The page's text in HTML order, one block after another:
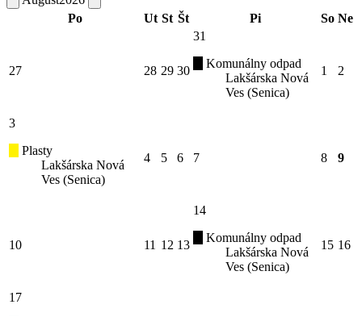
Po
Ut St Št Pi So Ne
27 28 29 30
31
Komunálny odpad
Lakšárska Nová
Ves (Senica)
1 2
3
Plasty
Lakšárska Nová
Ves (Senica)
4 5 6 7 8 9
10 11 12 13
14
Komunálny odpad
Lakšárska Nová
Ves (Senica)
15 16
17